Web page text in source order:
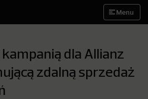
Menu
dla Allianz
zdalną sprzedaż